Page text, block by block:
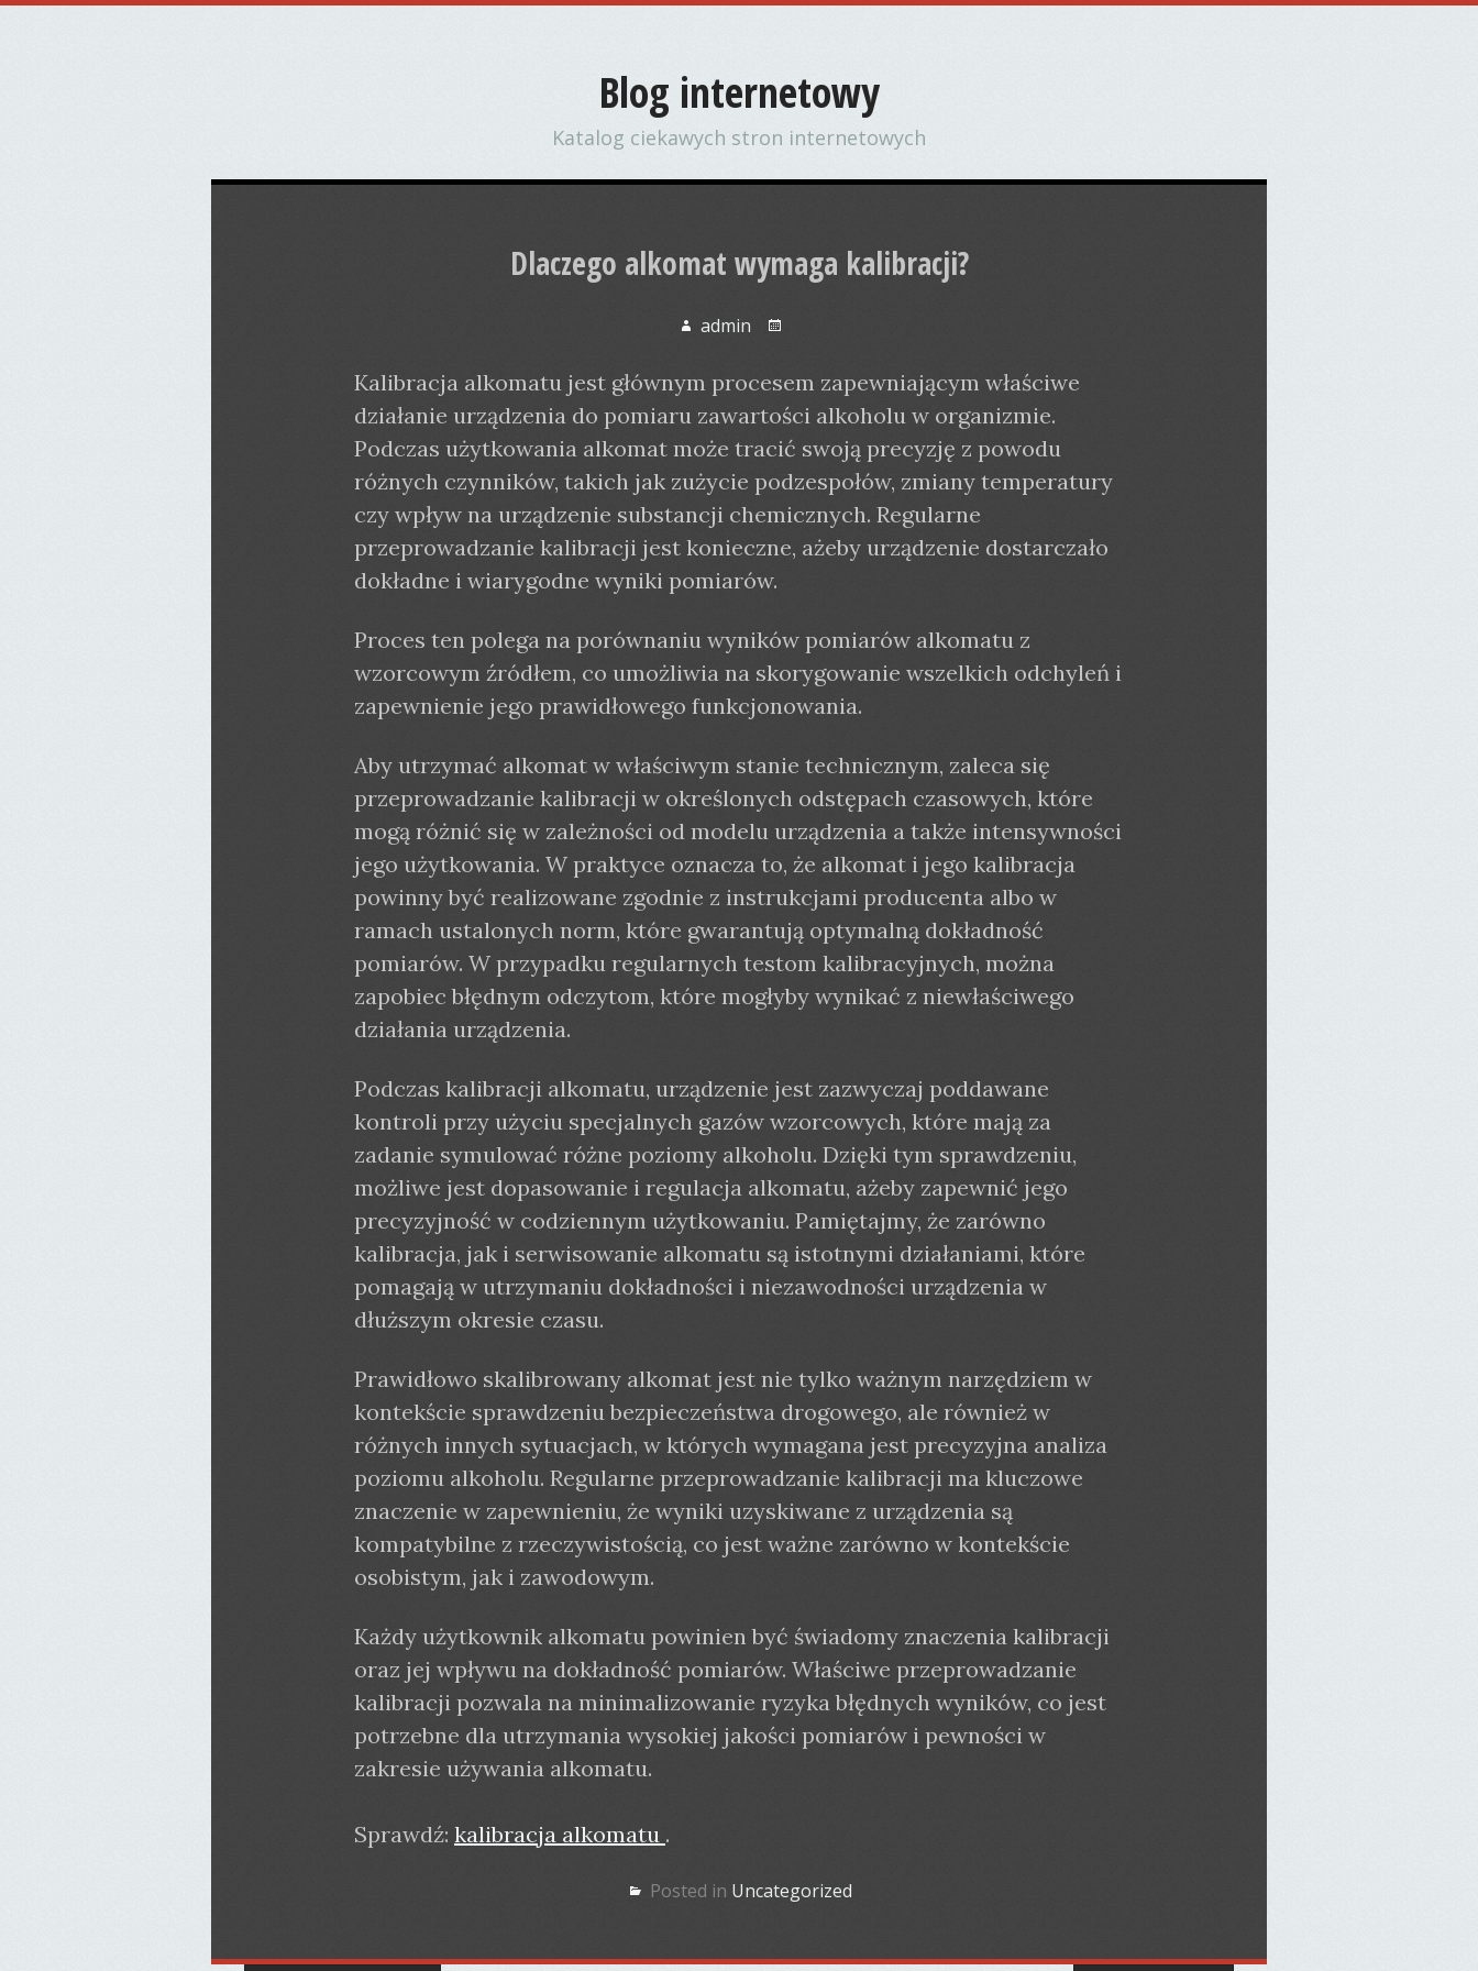
Blog internetowy
Katalog ciekawych stron internetowych
Dlaczego alkomat wymaga kalibracji?
admin
Kalibracja alkomatu jest głównym procesem zapewniającym właściwe
działanie urządzenia do pomiaru zawartości alkoholu w organizmie.
Podczas użytkowania alkomat może tracić swoją precyzję z powodu
różnych czynników, takich jak zużycie podzespołów, zmiany temperatury
czy wpływ na urządzenie substancji chemicznych. Regularne
przeprowadzanie kalibracji jest konieczne, ażeby urządzenie dostarczało
dokładne i wiarygodne wyniki pomiarów.
Proces ten polega na porównaniu wyników pomiarów alkomatu z
wzorcowym źródłem, co umożliwia na skorygowanie wszelkich odchyleń i
zapewnienie jego prawidłowego funkcjonowania.
Aby utrzymać alkomat w właściwym stanie technicznym, zaleca się
przeprowadzanie kalibracji w określonych odstępach czasowych, które
mogą różnić się w zależności od modelu urządzenia a także intensywności
jego użytkowania. W praktyce oznacza to, że alkomat i jego kalibracja
powinny być realizowane zgodnie z instrukcjami producenta albo w
ramach ustalonych norm, które gwarantują optymalną dokładność
pomiarów. W przypadku regularnych testom kalibracyjnych, można
zapobiec błędnym odczytom, które mogłyby wynikać z niewłaściwego
działania urządzenia.
Podczas kalibracji alkomatu, urządzenie jest zazwyczaj poddawane
kontroli przy użyciu specjalnych gazów wzorcowych, które mają za
zadanie symulować różne poziomy alkoholu. Dzięki tym sprawdzeniu,
możliwe jest dopasowanie i regulacja alkomatu, ażeby zapewnić jego
precyzyjność w codziennym użytkowaniu. Pamiętajmy, że zarówno
kalibracja, jak i serwisowanie alkomatu są istotnymi działaniami, które
pomagają w utrzymaniu dokładności i niezawodności urządzenia w
dłuższym okresie czasu.
Prawidłowo skalibrowany alkomat jest nie tylko ważnym narzędziem w
kontekście sprawdzeniu bezpieczeństwa drogowego, ale również w
różnych innych sytuacjach, w których wymagana jest precyzyjna analiza
poziomu alkoholu. Regularne przeprowadzanie kalibracji ma kluczowe
znaczenie w zapewnieniu, że wyniki uzyskiwane z urządzenia są
kompatybilne z rzeczywistością, co jest ważne zarówno w kontekście
osobistym, jak i zawodowym.
Każdy użytkownik alkomatu powinien być świadomy znaczenia kalibracji
oraz jej wpływu na dokładność pomiarów. Właściwe przeprowadzanie
kalibracji pozwala na minimalizowanie ryzyka błędnych wyników, co jest
potrzebne dla utrzymania wysokiej jakości pomiarów i pewności w
zakresie używania alkomatu.
Sprawdź: kalibracja alkomatu .
Posted in Uncategorized